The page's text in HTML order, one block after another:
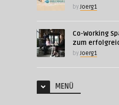
byJoerg1
Co-Working
zum
byJoerg1
MENÜ